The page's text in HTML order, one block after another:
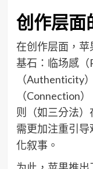
创作层面
在创作层面，
基石：临场感（
（Authenticity
（Connection
则（如三分法
需更加注重引
化叙事。